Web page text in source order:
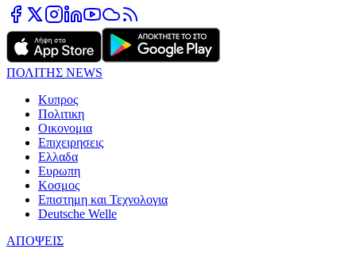
ΠΟΛΙΤΗΣ NEWS
Κυπρος
Πολιτικη
Οικονομια
Επιχειρησεις
Ελλαδα
Ευρωπη
Κοσμος
Επιστημη και Τεχνολογια
Deutsche Welle
ΑΠΟΨΕΙΣ